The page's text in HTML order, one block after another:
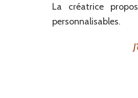
La créatrice
personnalisables.